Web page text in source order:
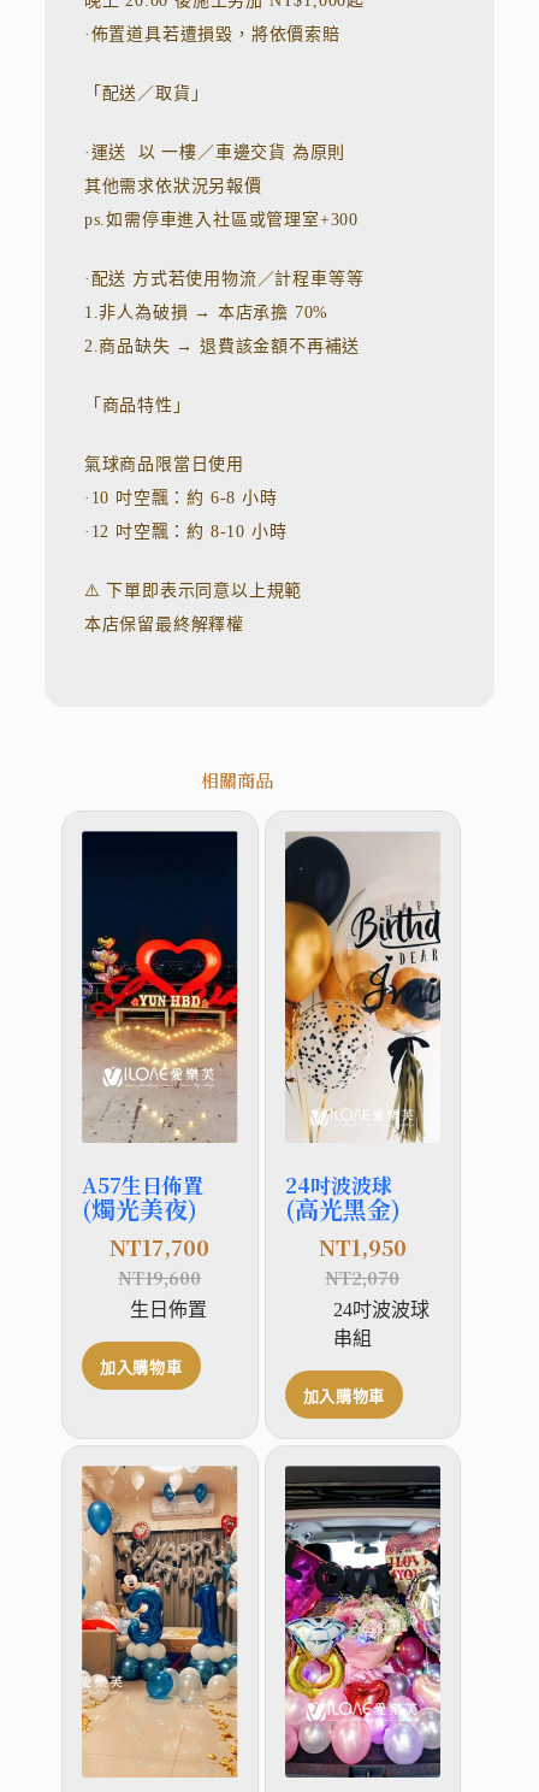
·佈置道具若遭損毀，將依價索賠
「配送／取貨」
·運送 以 一樓／車邊交貨 為原則
其他需求依狀況另報價
ps.如需停車進入社區或管理室+300
·配送 方式若使用物流／計程車等等
1.非人為破損 → 本店承擔 70%
2.商品缺失 → 退費該金額不再補送
「商品特性」
氣球商品限當日使用
·10 吋空飄：約 6-8 小時
·12 吋空飄：約 8-10 小時
⚠️ 下單即表示同意以上規範
本店保留最終解釋權
相關商品
A57生日佈置
(燭光美夜)
NT19,600
NT17,700
生日佈置
加入購物車
24吋波波球
(高光黑金)
NT2,070
NT1,950
24吋波波球
串組
加入購物車